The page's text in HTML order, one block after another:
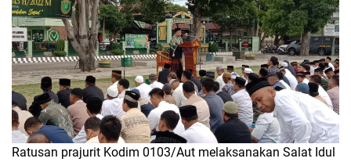
Ratusan prajurit Kodim 0103/Aut melaksanakan Salat Idul